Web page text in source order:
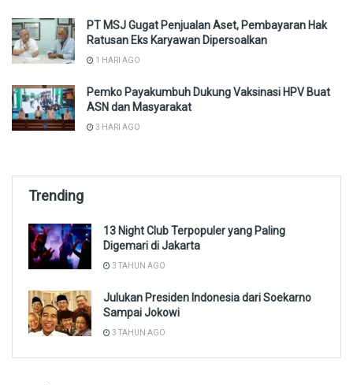
PT MSJ Gugat Penjualan Aset, Pembayaran Hak
Ratusan Eks Karyawan Dipersoalkan
1 HARI AGO
Pemko Payakumbuh Dukung Vaksinasi HPV Buat
ASN dan Masyarakat
3 HARI AGO
Trending
13 Night Club Terpopuler yang Paling
Digemari di Jakarta
3 TAHUN AGO
Julukan Presiden Indonesia dari Soekarno
Sampai Jokowi
3 TAHUN AGO